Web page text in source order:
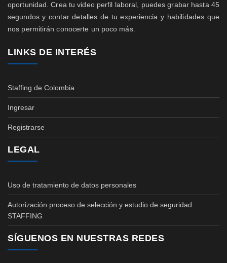
oportunidad. Crea tu video perfil laboral, puedes grabar hasta 45
segundos y contar detalles de tu experiencia y habilidades que
nos permitirán conocerte un poco más.
LINKS DE INTERÉS
Staffing de Colombia
Ingresar
Registrarse
LEGAL
Uso de tratamiento de datos personales
Autorización proceso de selección y estudio de seguridad
STAFFING
SÍGUENOS EN NUESTRAS REDES